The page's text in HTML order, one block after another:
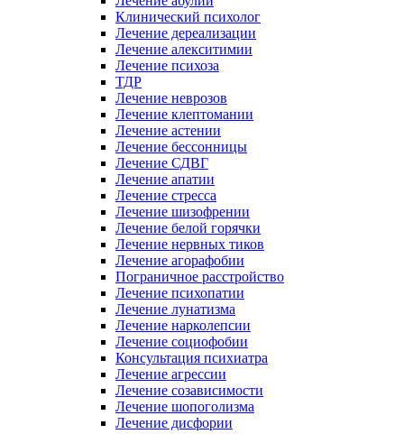
Клинический психолог
Лечение дереализации
Лечение алекситимии
Лечение психоза
ТДР
Лечение неврозов
Лечение клептомании
Лечение астении
Лечение бессонницы
Лечение СДВГ
Лечение апатии
Лечение стресса
Лечение шизофрении
Лечение белой горячки
Лечение нервных тиков
Лечение агорафобии
Пограничное расстройство
Лечение психопатии
Лечение лунатизма
Лечение нарколепсии
Лечение социофобии
Консультация психиатра
Лечение агрессии
Лечение созависимости
Лечение шопоголизма
Лечение дисфории